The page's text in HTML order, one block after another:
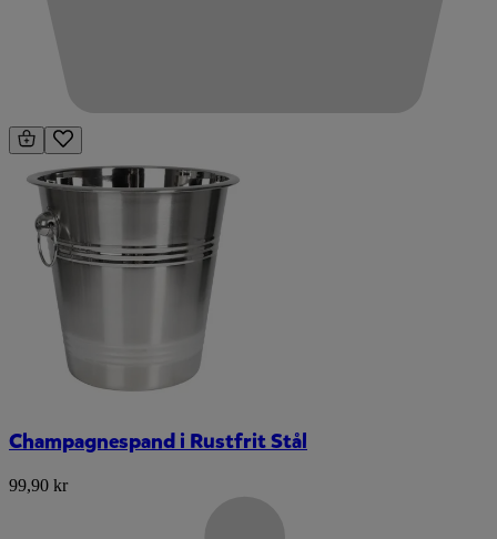
Champagnespand i Rustfrit Stål
99,90 kr